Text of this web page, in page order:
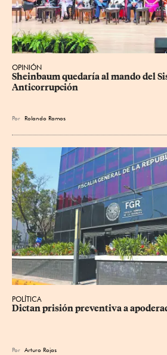
OPINIÓN
Sheinbaum quedaría al mando del
Anticorrupción
Por Rolando Ramos
POLÍTICA
Dictan prisión preventiva a
Por Arturo Rojas